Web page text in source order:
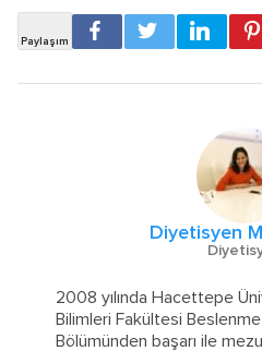
Diyetisyen
2008 yılında Hacettepe
Bilimleri Fakültesi
Bölümünden başarı ile